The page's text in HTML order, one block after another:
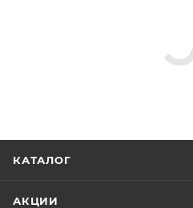
КАТАЛОГ
АКЦИИ